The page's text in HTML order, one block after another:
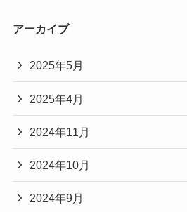
アーカイブ
2025年5月
2025年4月
2024年11月
2024年10月
2024年9月